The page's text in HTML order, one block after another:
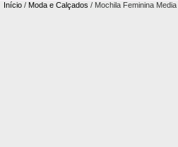
Início / Moda e Calçados / Mochila Feminina